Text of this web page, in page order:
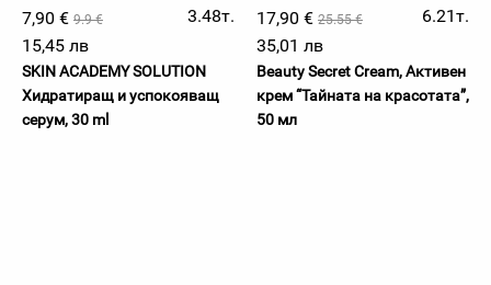
7,90 € 9.9 €
3.48т.
15,45 лв
SKIN ACADEMY SOLUTION
Хидратиращ и успокояващ
серум, 30 ml
17,90 € 25.55 €
6.21т.
35,01 лв
Beauty Secret Cream, Активен
крем “Тайната на красотата”,
50 мл